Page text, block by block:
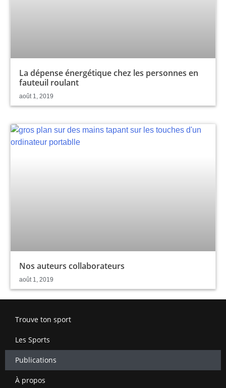
La dépense énergétique chez les personnes en
fauteuil roulant
août 1, 2019
Nos auteurs collaborateurs
août 1, 2019
Trouve ton sport
Les Sports
Publications
À propos